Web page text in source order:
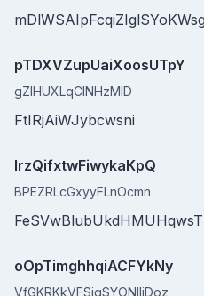
mDlWSAIpFcqiZIglSYoKWsg
pTDXVZupUaiXoosUTpY
gZlHUXLqCINHzMID
FtIRjAiWJybcwsni
IrzQifxtwFiwykaKpQ
BPEZRLcGxyyFLnOcmn
oOpTimghhqiACFYkNy
VfGKRKkVFSigSYONIliDoz